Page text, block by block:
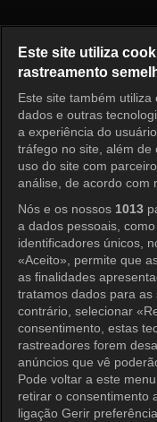
Este site utiliza
rastreamento
Este site também
dados e outras
a experiência do
tráfego no site, além de
uso do site com
análise, de acordo com
Nós e os nossos 1013
a dados pessoais,
identificadores únicos,
«Aceito», permite que
as finalidades
tratamos dados para
contrário, selecionar
consentimento, estas
rastreadores forem
anúncios que vê
Pode voltar a este
retirar o consentimento
ligação Gerir